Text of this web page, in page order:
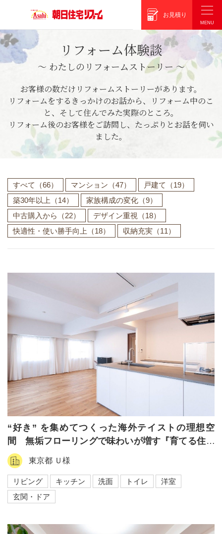
お見積り
リフォーム体験談
〜 わたしのリフォームストーリー 〜
お客様の数だけリフォームストーリーがあります。
リフォームをするきっかけのお話から、リフォーム中のこ
と、そして住んでみた実際のところ。
リフォーム後のお客様をご訪問し、たっぷりとお話を伺い
ました。
すべて （66） マンション （47） 戸建て
（19）
築30年以上
（14） 家族構成の変化 （9）
中古購入から
（22） デザイン重視
（18）
快適性・使い勝手向上
（18） 収納充実 （11）
“好き” を集めてつくった海外テイストの理想空
間 無垢フローリングで味わいが増す『育てる住ま
い』
東京都 Ｕ様
リビング キッチン 洗面 トイレ
洋室
玄関・ドア